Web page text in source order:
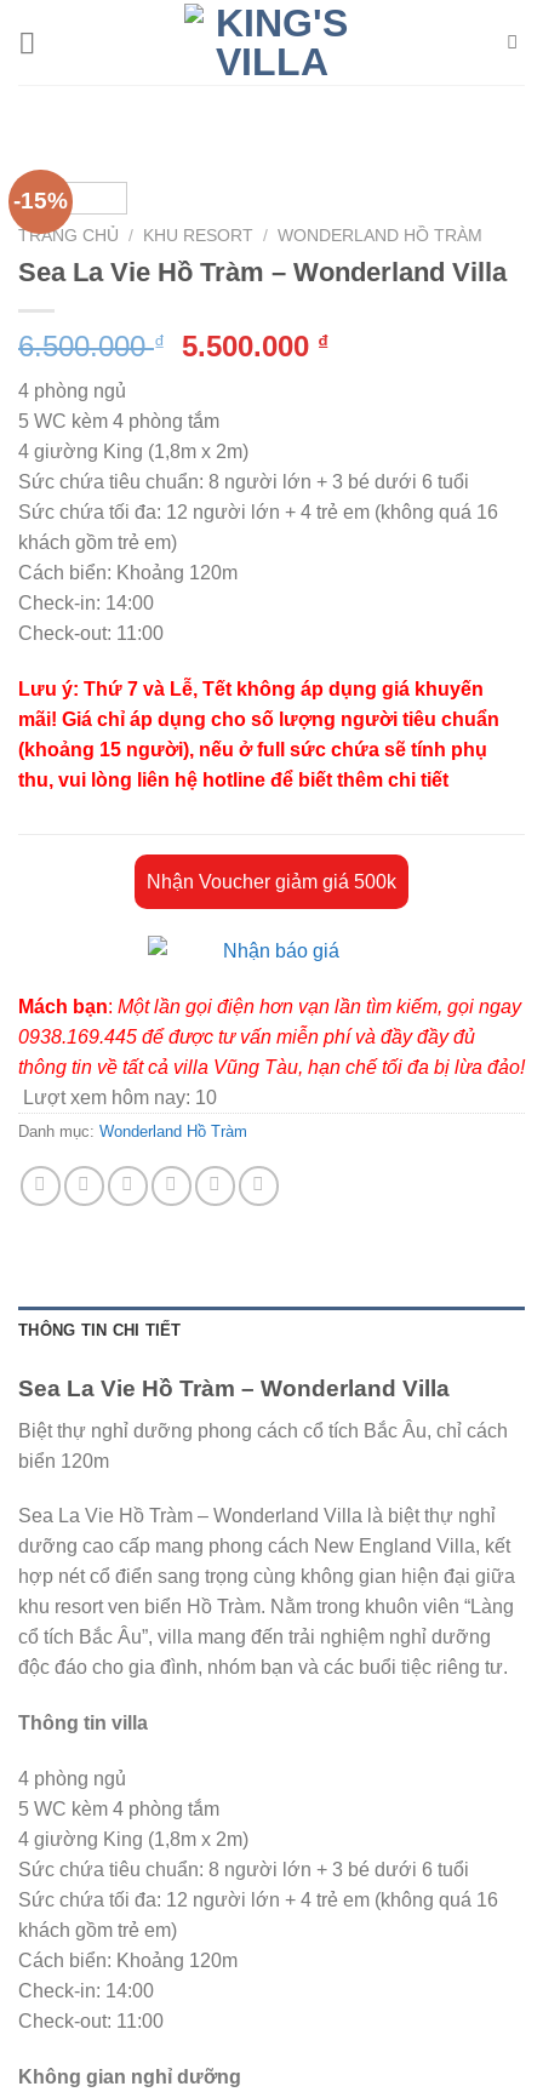
-15%
TRANG CHỦ / KHU RESORT / WONDERLAND HỒ TRÀM
Sea La Vie Hồ Tràm – Wonderland Villa
6.500.000₫
Giá
là:
6.500.000 ₫.
5.500.000 ₫Giá
4 phòng ngủ
5 WC kèm 4 phòng tắm
4 giường King (1,8m x 2m)
Sức chứa tiêu chuẩn: 8 người lớn + 3 bé dưới 6 tuổi
Sức chứa tối đa: 12 người lớn + 4 trẻ em (không quá 16
khách gồm trẻ em)
Cách biển: Khoảng 120m
Check-in: 14:00
Check-out: 11:00
Lưu ý: Thứ 7 và Lễ, Tết không áp dụng giá khuyến
mãi! Giá chỉ áp dụng cho số lượng người tiêu chuẩn
(khoảng 15 người), nếu ở full sức chứa sẽ tính phụ
thu, vui lòng liên hệ hotline để biết thêm chi tiết
Nhận Voucher giảm giá 500k
Mách bạn: Một lần gọi điện hơn vạn lần tìm kiếm, gọi ngay
0938.169.445 để được tư vấn miễn phí và đầy đầy đủ
thông tin về tất cả villa Vũng Tàu, hạn chế tối đa bị lừa đảo!
Lượt xem hôm nay: 10
Danh mục: Wonderland Hồ Tràm
THÔNG TIN CHI TIẾT
Sea La Vie Hồ Tràm – Wonderland Villa
Biệt thự nghỉ dưỡng phong cách cổ tích Bắc Âu, chỉ cách
biển 120m
Sea La Vie Hồ Tràm – Wonderland Villa là biệt thự nghỉ
dưỡng cao cấp mang phong cách New England Villa, kết
hợp nét cổ điển sang trọng cùng không gian hiện đại giữa
khu resort ven biển Hồ Tràm. Nằm trong khuôn viên “Làng
cổ tích Bắc Âu”, villa mang đến trải nghiệm nghỉ dưỡng
độc đáo cho gia đình, nhóm bạn và các buổi tiệc riêng tư.
Thông tin villa
4 phòng ngủ
5 WC kèm 4 phòng tắm
4 giường King (1,8m x 2m)
Sức chứa tiêu chuẩn: 8 người lớn + 3 bé dưới 6 tuổi
Sức chứa tối đa: 12 người lớn + 4 trẻ em (không quá 16
khách gồm trẻ em)
Cách biển: Khoảng 120m
Check-in: 14:00
Check-out: 11:00
Không gian nghỉ dưỡng